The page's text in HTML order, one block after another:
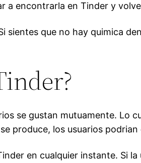
encontrarla en Tinder y
sientes que no hay quimica
se gustan mutuamente. Lo
produce, los usuarios
en cualquier instante. Si